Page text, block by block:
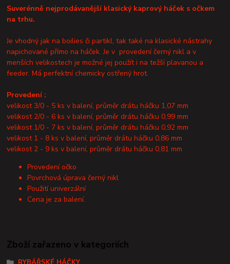
Suverénně nejprodávanější klasický kaprový háček s očkem
na trhu.
Je vhodný jak na boilies či partikl, tak také na klasické nástrahy
napichované přímo na háček. Je v provedení černý nikl a v
menších velikostech je možné jej použít i na težší plavanou a
feeder. Má perfektní chemicky ostřený hrot.
Provedení :
velikost 3/0 - 5 ks v balení, průměr drátu háčku 1,07 mm
velikost 2/0 - 6 ks v balení, průměr drátu háčku 0,99 mm
velikost 1/0 - 7 ks v balení, průměr drátu háčku 0,92 mm
velikost 1 - 8 ks v balení, průměr drátu háčku 0,86 mm
velikost 2 - 9 ks v balení, průměr drátu háčku 0,81 mm
Provedení očko
Povrchová úprava černý nikl
Použití univerzální
Cena je za balení.
Zboží zařazeno v kategoriích